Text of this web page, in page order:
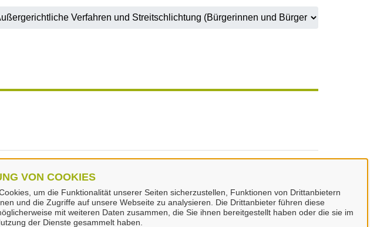
VON COOKIES
um die Funktionalität unserer Seiten sicherzustellen, Funktionen von Drittanbietern
und die Zugriffe auf unsere Webseite zu analysieren. Die Drittanbieter führen diese
mit weiteren Daten zusammen, die Sie ihnen bereitgestellt haben oder die sie im
der Dienste gesammelt haben.